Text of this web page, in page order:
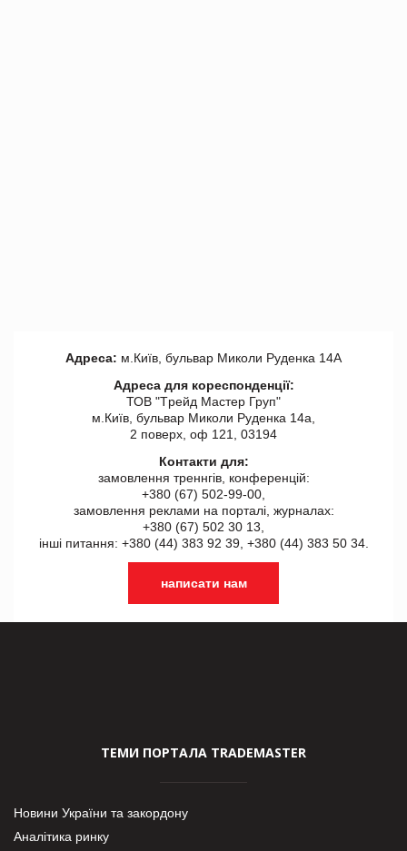
Адреса: м.Київ, бульвар Миколи Руденка 14А
Адреса для кореспонденції:
ТОВ "Tрейд Мастер Груп"
м.Київ, бульвар Миколи Руденка 14а,
2 поверх, оф 121, 03194
Контакти для:
замовлення треннгів, конференцій:
+380 (67) 502-99-00,
замовлення реклами на порталі, журналах:
+380 (67) 502 30 13,
інші питання: +380 (44) 383 92 39, +380 (44) 383 50 34.
написати нам
ТЕМИ ПОРТАЛА TRADEMASTER
Новини України та закордону
Аналітика ринку